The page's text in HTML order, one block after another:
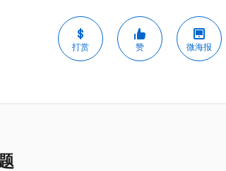
打赏 赞 微海报